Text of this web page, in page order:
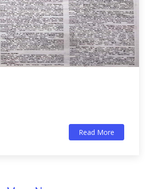
Read More